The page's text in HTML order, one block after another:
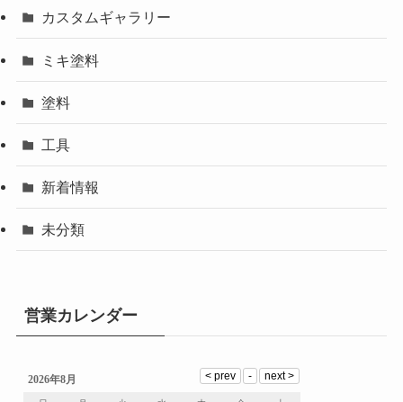
カスタムギャラリー
ミキ塗料
塗料
工具
新着情報
未分類
営業カレンダー